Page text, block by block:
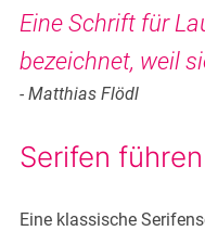
Eine Schrift für
bezeichnet, weil
- Matthias Flödl
Serifen
Eine klassische